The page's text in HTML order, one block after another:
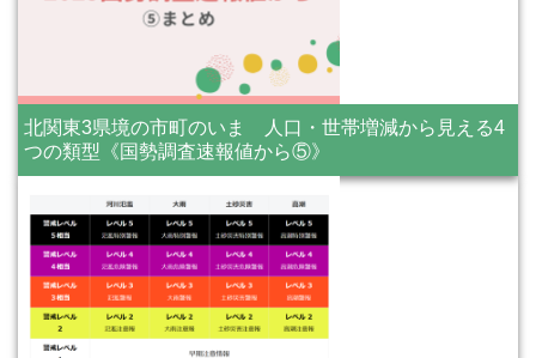
北関東3県境の市町のいま 人口・世帯増減から見える4
つの類型《国勢調査速報値から⑤》